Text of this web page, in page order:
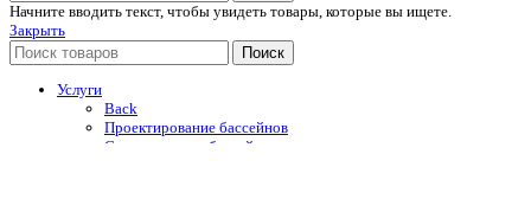
Начните вводить текст, чтобы увидеть товары, которые вы ищете.
Закрыть
Поиск
Услуги
Back
Проектирование бассейнов
Строительство бассейнов